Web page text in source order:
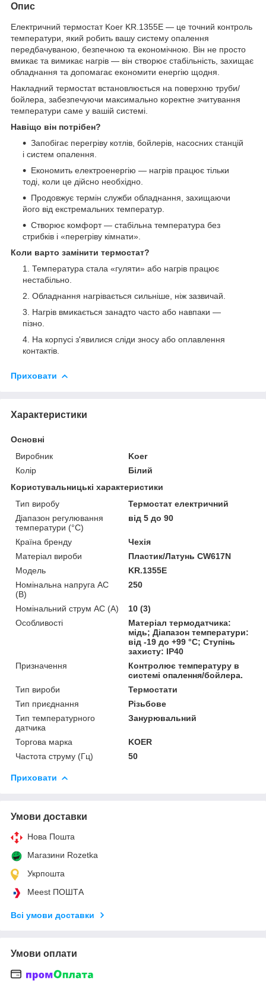
Опис
Електричний термостат Koer KR.1355E — це точний контроль
температури, який робить вашу систему опалення
передбачуваною, безпечною та економічною. Він не просто
вмикає та вимикає нагрів — він створює стабільність, захищає
обладнання та допомагає економити енергію щодня.
Накладний термостат встановлюється на поверхню труби/
бойлера, забезпечуючи максимально коректне зчитування
температури саме у вашій системі.
Навіщо він потрібен?
Запобігає перегріву котлів, бойлерів, насосних станцій
і систем опалення.
Економить електроенергію — нагрів працює тільки
тоді, коли це дійсно необхідно.
Продовжує термін служби обладнання, захищаючи
його від екстремальних температур.
Створює комфорт — стабільна температура без
стрибків і «перегріву кімнати».
Коли варто замінити термостат?
Температура стала «гуляти» або нагрів працює
нестабільно.
Обладнання нагрівається сильніше, ніж зазвичай.
Нагрів вмикається занадто часто або навпаки —
пізно.
На корпусі з'явилися сліди зносу або оплавлення
контактів.
Приховати
Характеристики
Основні
Виробник
Koer
Колір
Білий
Користувальницькі характеристики
Тип виробу
Термостат електричний
Діапазон регулювання
температури (°C)
від 5 до 90
Країна бренду
Чехія
Матеріал вироби
Пластик/Латунь CW617N
Мoдель
KR.1355E
Номінальна напруга AC
(В)
250
Номінальний струм AC (A)
10 (3)
Особливості
Матеріал термодатчика:
мідь; Діапазон температури:
від -19 до +99 °C; Ступінь
захисту: IP40
Призначення
Контролює температуру в
системі опалення/бойлера.
Тип вироби
Термостати
Тип приєднання
Різьбове
Тип температурного
датчика
Занурювальний
Торгова марка
KOER
Частота струму (Гц)
50
Приховати
Умови доставки
Нова Пошта
Магазини Rozetka
Укрпошта
Meest ПОШТА
Всі умови доставки
Умови оплати